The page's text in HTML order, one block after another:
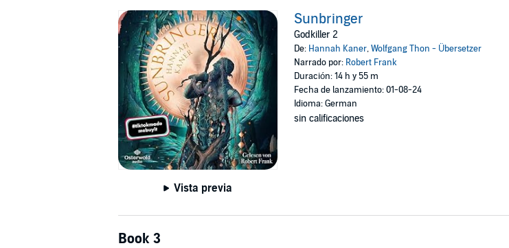
Vista previa
Sunbringer
Godkiller 2
De: Hannah Kaner,Wolfgang Thon - Übersetzer
Narrado por: Robert Frank
Duración: 14 h y 55 m
Fecha de lanzamiento: 01-08-24
Idioma: German
sin calificaciones
Book 3